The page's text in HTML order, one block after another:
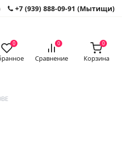
+7 (939) 888-09-91 (Мытищи)
0 0
Сравнение
0
Корзина